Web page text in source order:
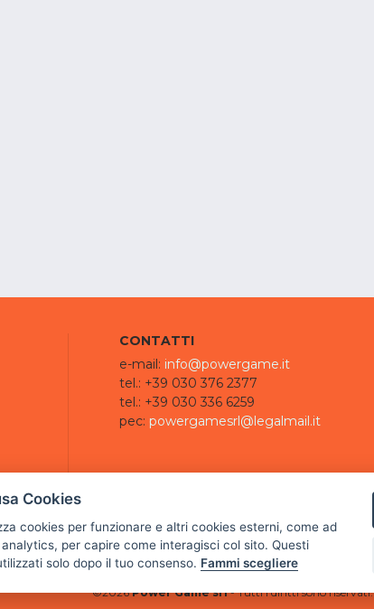
CONTATTI
e-mail: info@powergame.it
tel.: +39 030 376 2377
tel.: +39 030 336 6259
pec: powergamesrl@legalmail.it
©2026 Power Game srl- Tutti i diritti sono riservati.
Cookies
cookies per funzionare e altri cookies esterni, come ad
per capire come interagisci col sito. Questi
solo dopo il tuo consenso. Fammi scegliere